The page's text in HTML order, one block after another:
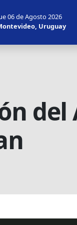
06 de Agosto 2026
Uruguay